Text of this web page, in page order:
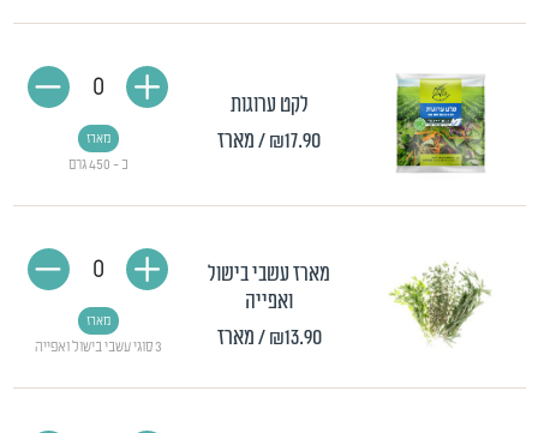
לקט ערוגות
₪17.90/ מארז
כ - 450 גרם
מארז
0
מארז עשבי בישול
ואפייה
₪13.90 / מארז 3 סוגי עשבי בישול ואפייה
מארז
0